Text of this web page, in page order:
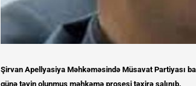
Şirvan Apellyasiya Məhkəməsində Müsavat Partiyası
günə təyin olunmuş məhkəmə prosesi təxirə salınıb.